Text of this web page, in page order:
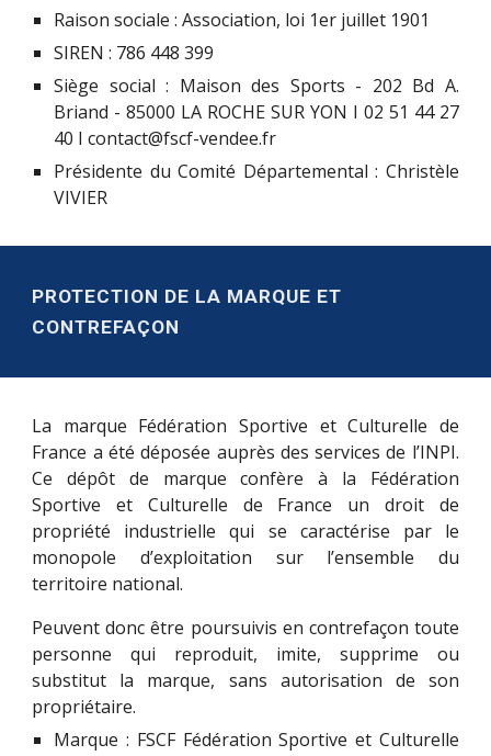
Raison sociale : Association, loi 1er juillet 1901
SIREN : 786 448 399
Siège social : Maison des Sports - 202 Bd A.
Briand - 85000 LA ROCHE SUR YON I 02 51 44 27
40 I contact@fscf-vendee.fr
Présidente du Comité Départemental : Christèle
VIVIER
PROTECTION DE LA MARQUE ET
CONTREFAÇON
La marque Fédération Sportive et Culturelle de
France a été déposée auprès des services de l’INPI.
Ce dépôt de marque confère à la Fédération
Sportive et Culturelle de France un droit de
propriété industrielle qui se caractérise par le
monopole d’exploitation sur l’ensemble du
territoire national.
Peuvent donc être poursuivis en contrefaçon toute
personne qui reproduit, imite, supprime ou
substitut la marque, sans autorisation de son
propriétaire.
Marque : FSCF Fédération Sportive et Culturelle